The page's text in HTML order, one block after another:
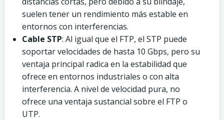
suelen tener un rendimiento más estable en
entornos con interferencias.
Cable STP: Al igual que el FTP, el STP puede
soportar velocidades de hasta 10 Gbps, pero su
ventaja principal radica en la estabilidad que
ofrece en entornos industriales o con alta
interferencia. A nivel de velocidad pura, no
ofrece una ventaja sustancial sobre el FTP o
UTP.